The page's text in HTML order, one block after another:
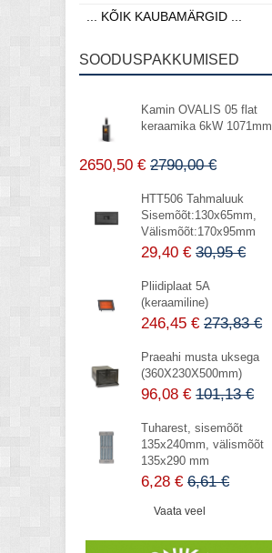
... KÕIK KAUBAMÄRGID ...
SOODUSPAKKUMISED
Kamin OVALIS 05 flat
keraamika 6kW 1071mm
2650,50 € 2790,00 €
HTT506 Tahmaluuk
Sisemõõt:130x65mm,
Välismõõt:170x95mm
29,40 € 30,95 €
Pliidiplaat 5A
(keraamiline)
246,45 € 273,83 €
Praeahi musta uksega
(360X230X500mm)
96,08 € 101,13 €
Tuharest, sisemõõt
135x240mm, välismõõt
135x290 mm
6,28 € 6,61 €
Vaata veel